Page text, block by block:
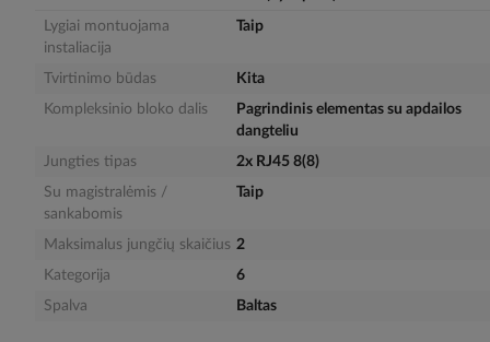
gallery
Lygiai montuojama
instaliacija
Taip
Tvirtinimo būdas
Kita
Kompleksinio bloko dalis
Pagrindinis elementas su apdailos
dangteliu
Jungties tipas
2x RJ45 8(8)
Su magistralėmis /
sankabomis
Taip
Maksimalus jungčių skaičius 2
Kategorija
6
Spalva
Baltas